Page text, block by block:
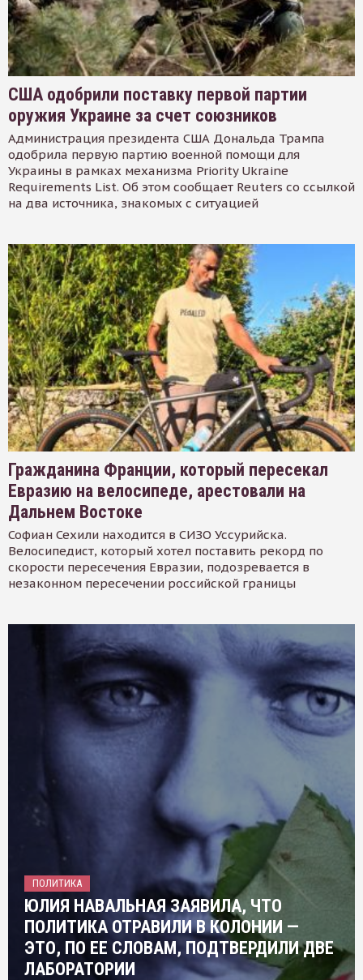
США одобрили поставку первой партии
оружия Украине за счет союзников
Администрация президента США Дональда Трампа
одобрила первую партию военной помощи для
Украины в рамках механизма Priority Ukraine
Requirements List. Об этом сообщает Reuters со ссылкой
на два источника, знакомых с ситуацией
Гражданина Франции, который пересекал
Евразию на велосипеде, арестовали на
Дальнем Востоке
Софиан Сехили находится в СИЗО Уссурийска.
Велосипедист, который хотел поставить рекорд по
скорости пересечения Евразии, подозревается в
незаконном пересечении российской границы
ПОЛИТИКА
ЮЛИЯ НАВАЛЬНАЯ ЗАЯВИЛА, ЧТО
ПОЛИТИКА ОТРАВИЛИ В КОЛОНИИ —
ЭТО, ПО ЕЕ СЛОВАМ, ПОДТВЕРДИЛИ ДВЕ
ЛАБОРАТОРИИ